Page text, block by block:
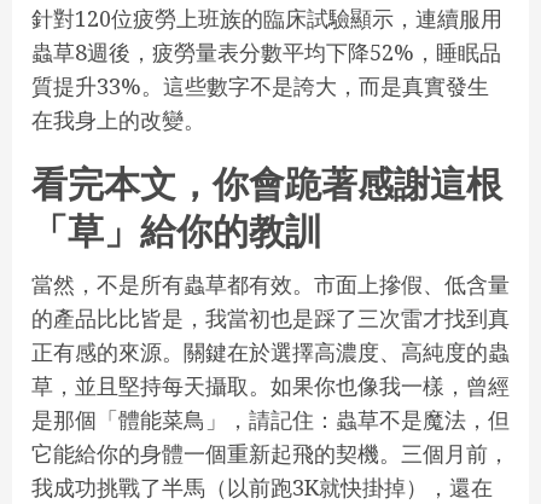
針對120位疲勞上班族的臨床試驗顯示，連續服用
蟲草8週後，疲勞量表分數平均下降52%，睡眠品
質提升33%。這些數字不是誇大，而是真實發生
在我身上的改變。
看完本文，你會跪著感謝這根
「草」給你的教訓
當然，不是所有蟲草都有效。市面上摻假、低含量
的產品比比皆是，我當初也是踩了三次雷才找到真
正有感的來源。關鍵在於選擇高濃度、高純度的蟲
草，並且堅持每天攝取。如果你也像我一樣，曾經
是那個「體能菜鳥」，請記住：蟲草不是魔法，但
它能給你的身體一個重新起飛的契機。三個月前，
我成功挑戰了半馬（以前跑3K就快掛掉），還在